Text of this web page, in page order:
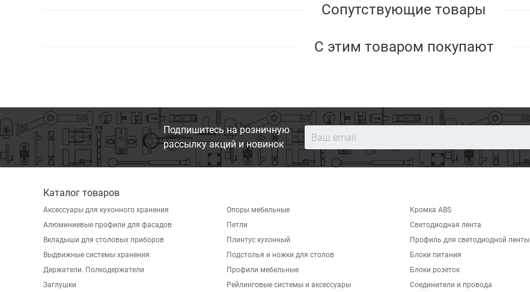
Сопутствующие товары
С этим товаром покупают
Подпишитесь на розничную
рассылку акций и новинок
Каталог товаров
Аксессуары для кухонного хранения
Алюминиевые профили для фасадов
Вкладыши для столовых приборов
Выдвижные системы хранения
Держатели. Полкодержатели
Заглушки
Опоры мебельные
Петли
Плинтус кухонный
Подстолья и ножки для столов
Профили мебельные
Рейлинговые системы и аксессуары
Кромка ABS
Светодиодная лента
Профиль для светодиодной ленты
Блоки питания
Блоки розеток
Соединители и провода